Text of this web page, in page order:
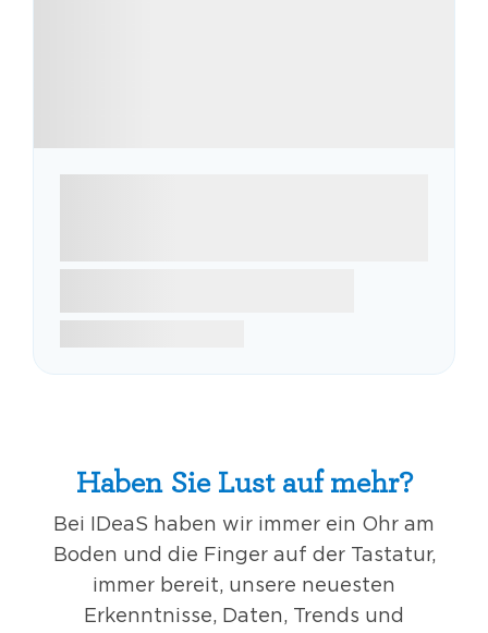
Haben Sie Lust auf mehr?
Bei IDeaS haben wir immer ein Ohr am
Boden und die Finger auf der Tastatur,
immer bereit, unsere neuesten
Erkenntnisse, Daten, Trends und